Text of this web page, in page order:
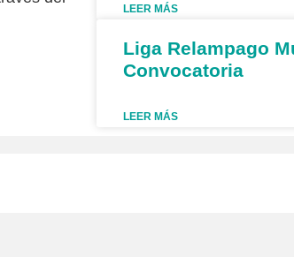
LEER MÁS
Liga Relampago
Convocatoria
LEER MÁS